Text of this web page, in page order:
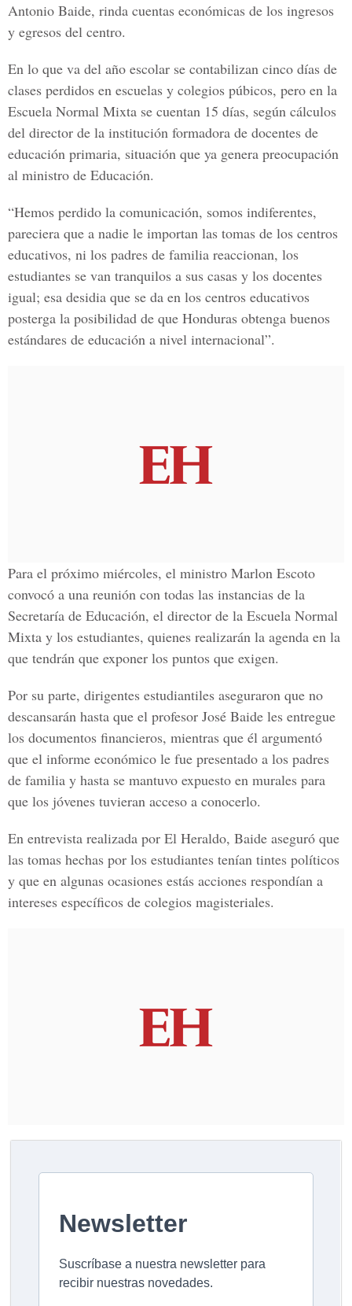
Antonio Baide, rinda cuentas económicas de los ingresos
y egresos del centro.
En lo que va del año escolar se contabilizan cinco días de
clases perdidos en escuelas y colegios púbicos, pero en la
Escuela Normal Mixta se cuentan 15 días, según cálculos
del director de la institución formadora de docentes de
educación primaria, situación que ya genera preocupación
al ministro de Educación.
“Hemos perdido la comunicación, somos indiferentes,
pareciera que a nadie le importan las tomas de los centros
educativos, ni los padres de familia reaccionan, los
estudiantes se van tranquilos a sus casas y los docentes
igual; esa desidia que se da en los centros educativos
posterga la posibilidad de que Honduras obtenga buenos
estándares de educación a nivel internacional”.
Para el próximo miércoles, el ministro Marlon Escoto
convocó a una reunión con todas las instancias de la
Secretaría de Educación, el director de la Escuela Normal
Mixta y los estudiantes, quienes realizarán la agenda en la
que tendrán que exponer los puntos que exigen.
Por su parte, dirigentes estudiantiles aseguraron que no
descansarán hasta que el profesor José Baide les entregue
los documentos financieros, mientras que él argumentó
que el informe económico le fue presentado a los padres
de familia y hasta se mantuvo expuesto en murales para
que los jóvenes tuvieran acceso a conocerlo.
En entrevista realizada por El Heraldo, Baide aseguró que
las tomas hechas por los estudiantes tenían tintes políticos
y que en algunas ocasiones estás acciones respondían a
intereses específicos de colegios magisteriales.